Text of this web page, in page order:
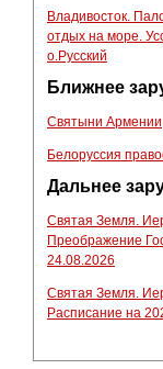
Владивосток.
отдых на море.
о.Русский
Ближнее
Святыни Армении
Белоруссия
Дальнее
Святая Земля.
Преображение
24.08.2026
Святая Земля.
Расписание на